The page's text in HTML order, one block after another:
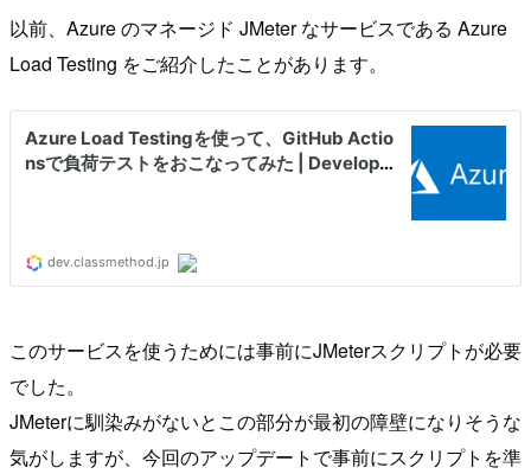
以前、Azure のマネージド JMeter なサービスである Azure
Load Testing をご紹介したことがあります。
このサービスを使うためには事前にJMeterスクリプトが必要
でした。
JMeterに馴染みがないとこの部分が最初の障壁になりそうな
気がしますが、今回のアップデートで事前にスクリプトを準